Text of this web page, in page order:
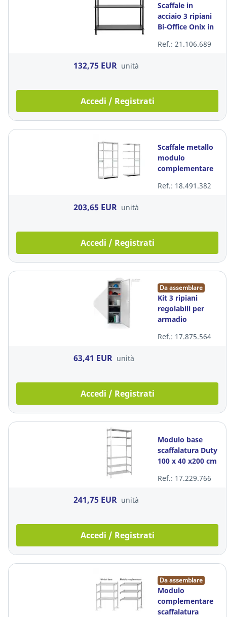
Scaffale in
acciaio 3 ripiani
Bi-Office Onix in
40 cm
Ref.: 21.106.689
132,75 EUR unità
Accedi / Registrati
Scaffale metallo
modulo
complementare
acciaio zincato
Ref.: 18.491.382
203,65 EUR unità
Accedi / Registrati
Da assemblare
Kit 3 ripiani
regolabili per
armadio
cm
Ref.: 17.875.564
63,41 EUR unità
Accedi / Registrati
Modulo base
scaffalatura Duty
100 x 40 x200 cm
Ref.: 17.229.766
241,75 EUR unità
Accedi / Registrati
Da assemblare
Modulo
complementare
scaffalatura